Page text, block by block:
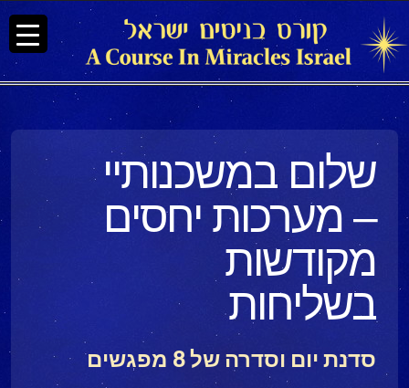
שלום במשכנותיי
– מערכות יחסים
מקודשות
בשליחות
סדנת יום וסדרה של 8 מפגשים